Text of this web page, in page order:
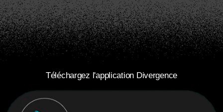
Téléchargez l'application Divergence